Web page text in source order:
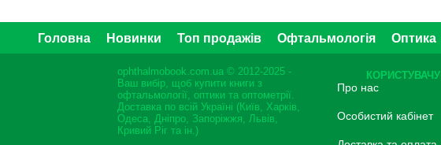
Головна Новинки Топ продажів Офтальмологія Оптика
ophthalmobook.com.ua © 2012-2025 -
Ваш вибір, щоб купити книги з
офтальмології, оптики та оптометрії.
Доставка по всій Україні (Київ, Харків,
Одеса, Дніпро, Запоріжжя, Львів,
Кривий Ріг та ін.)
КОРИСТУВАЧУ
Про нас
Особистий кабінет